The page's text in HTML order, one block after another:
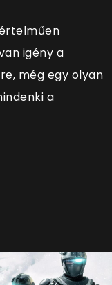
igény a
még egy olyan
a